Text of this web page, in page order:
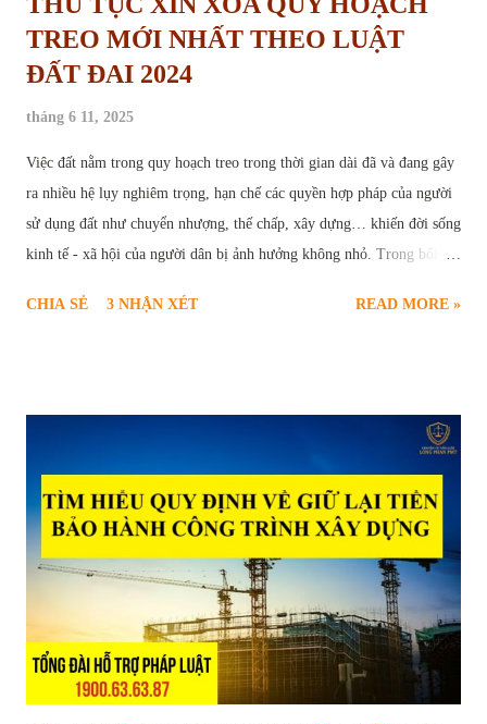
TREO MỚI NHẤT THEO LUẬT
ĐẤT ĐAI 2024
tháng 6 11, 2025
Việc đất nằm trong quy hoạch treo trong thời gian dài đã và đang gây
ra nhiều hệ lụy nghiêm trọng, hạn chế các quyền hợp pháp của người
sử dụng đất như chuyển nhượng, thế chấp, xây dựng… khiến đời sống
kinh tế - xã hội của người dân bị ảnh hưởng không nhỏ. Trong bối
thiết và chính đáng của nhiều hộ gia đình, cá nhân. Để giúp người dân
mới nhất tại Luật Đất đai năm 2024. Thủ tục yêu cầu xóa quy hoạch
hoạch treo là hiện tượng một khu vực đất đã được xác định trong kế
hoạch sử dụng đất, dự kiến thực hiện dự án nhưng trong nhiều năm
không được triển khai trên thực tế, dẫn đến việc đất rơi vào tình trạng
“chờ đợi”, không được sử dụng đúng mục...
CHIA SẺ 3 NHẬN XÉT READ MORE »